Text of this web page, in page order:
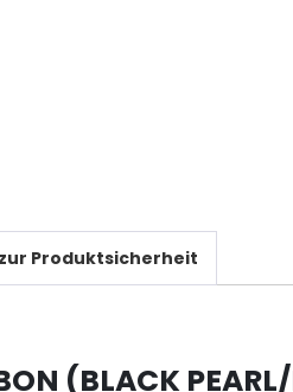
Produktsicherheit
(BLACK